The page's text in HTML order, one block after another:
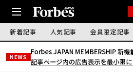
新着記事 人気記事 会員限定記事
NEWS
Forbes JAPAN MEMBERSHIP 新機
記事ページ内の広告表示を最小限